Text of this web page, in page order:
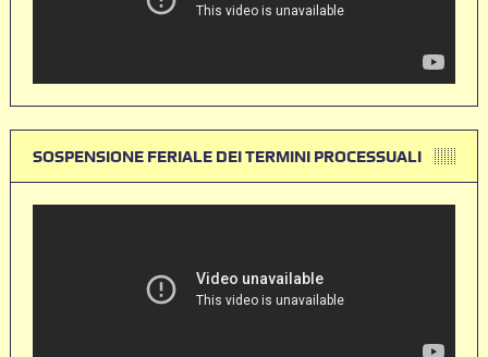
SOSPENSIONE FERIALE DEI TERMINI PROCESSUALI